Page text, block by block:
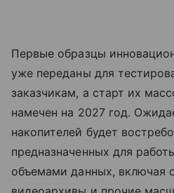
Первые образцы
уже переданы для
заказчикам, а старт их
намечен на 2027 год.
накопителей будет
предназначенных для
объемами данных, включая